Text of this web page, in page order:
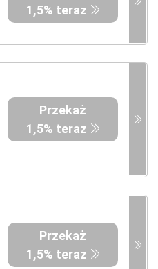
1,5% teraz
Przekaż
1,5% teraz
Przekaż
1,5% teraz